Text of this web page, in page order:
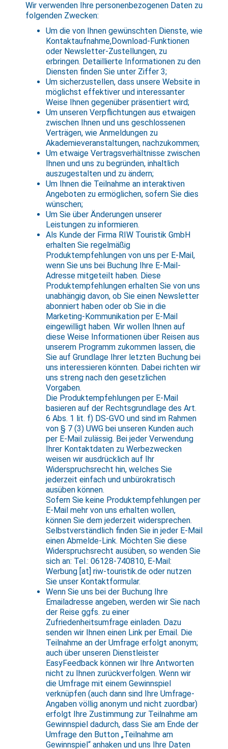
Wir verwenden Ihre personenbezogenen Daten zu
folgenden Zwecken:
Um die von Ihnen gewünschten Dienste, wie
Kontaktaufnahme,Download-Funktionen
oder Newsletter-Zustellungen, zu
erbringen. Detaillierte Informationen zu den
Diensten finden Sie unter Ziffer 3;
Um sicherzustellen, dass unsere Website in
möglichst effektiver und interessanter
Weise Ihnen gegenüber präsentiert wird;
Um unseren Verpflichtungen aus etwaigen
zwischen Ihnen und uns geschlossenen
Verträgen, wie Anmeldungen zu
Akademieveranstaltungen, nachzukommen;
Um etwaige Vertragsverhältnisse zwischen
Ihnen und uns zu begründen, inhaltlich
auszugestalten und zu ändern;
Um Ihnen die Teilnahme an interaktiven
Angeboten zu ermöglichen, sofern Sie dies
wünschen;
Um Sie über Änderungen unserer
Leistungen zu informieren.
Als Kunde der Firma RIW Touristik GmbH
erhalten Sie regelmäßig
Produktempfehlungen von uns per E-Mail,
wenn Sie uns bei Buchung Ihre E-Mail-
Adresse mitgeteilt haben. Diese
Produktempfehlungen erhalten Sie von uns
unabhängig davon, ob Sie einen Newsletter
abonniert haben oder ob Sie in die
Marketing-Kommunikation per E-Mail
eingewilligt haben. Wir wollen Ihnen auf
diese Weise Informationen über Reisen aus
unserem Programm zukommen lassen, die
Sie auf Grundlage Ihrer letzten Buchung bei
uns interessieren könnten. Dabei richten wir
uns streng nach den gesetzlichen
Vorgaben.
Die Produktempfehlungen per E-Mail
basieren auf der Rechtsgrundlage des Art.
6 Abs. 1 lit. f) DS-GVO und sind im Rahmen
von § 7 (3) UWG bei unseren Kunden auch
per E-Mail zulässig. Bei jeder Verwendung
Ihrer Kontaktdaten zu Werbezwecken
weisen wir ausdrücklich auf Ihr
Widerspruchsrecht hin, welches Sie
jederzeit einfach und unbürokratisch
ausüben können.
Sofern Sie keine Produktempfehlungen per
E-Mail mehr von uns erhalten wollen,
können Sie dem jederzeit widersprechen.
Selbstverständlich finden Sie in jeder E-Mail
einen Abmelde-Link. Möchten Sie diese
Widerspruchsrecht ausüben, so wenden Sie
sich an: Tel.: 06128-740810, E-Mail:
Werbung [at] riw-touristik.de oder nutzen
Sie unser Kontaktformular.
Wenn Sie uns bei der Buchung Ihre
Emailadresse angeben, werden wir Sie nach
der Reise ggfs. zu einer
Zufriedenheitsumfrage einladen. Dazu
senden wir Ihnen einen Link per Email. Die
Teilnahme an der Umfrage erfolgt anonym;
auch über unseren Dienstleister
EasyFeedback können wir Ihre Antworten
nicht zu Ihnen zurückverfolgen. Wenn wir
die Umfrage mit einem Gewinnspiel
verknüpfen (auch dann sind Ihre Umfrage-
Angaben völlig anonym und nicht zuordbar)
erfolgt Ihre Zustimmung zur Teilnahme am
Gewinnspiel dadurch, dass Sie am Ende der
Umfrage den Button „Teilnahme am
Gewinnspiel“ anhaken und uns Ihre Daten